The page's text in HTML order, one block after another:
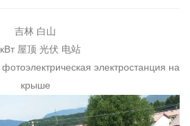
吉林 白山
屋顶 光伏 电站
электростанция на
крыше